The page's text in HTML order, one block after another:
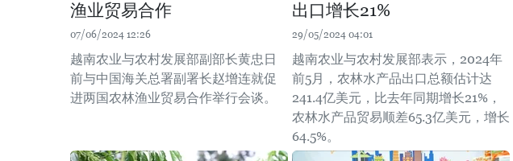
渔业贸易合作
07/06/2024 12:26
越南农业与农村发展部副部长黄忠日
前与中国海关总署副署长赵增连就促
进两国农林渔业贸易合作举行会谈。
出口增长21%
29/05/2024 04:01
越南农业与农村发展部表示，2024年
前5月，农林水产品出口总额估计达
241.4亿美元，比去年同期增长21%，
农林水产品贸易顺差65.3亿美元，增长
64.5%。